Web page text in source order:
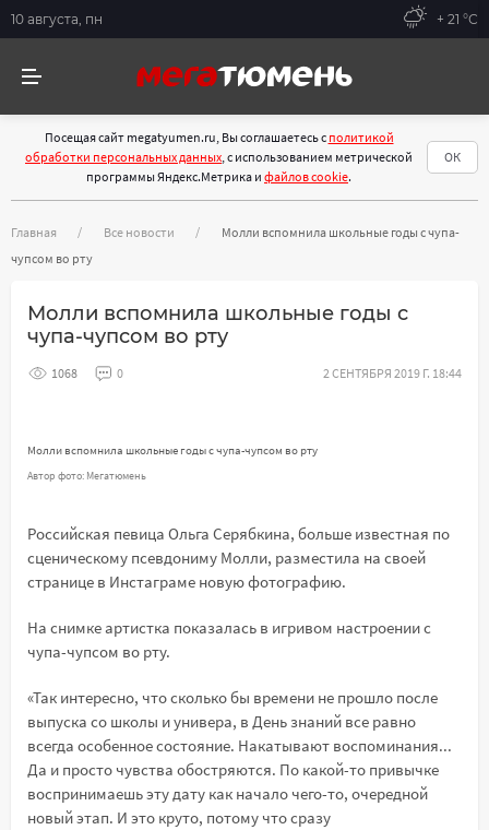
10 августа, пн + 21 °С
Посещая сайт megatyumen.ru, Вы соглашаетесь с политикой
обработки персональных данных, с использованием метрической
программы Яндекс.Метрика и файлов cookie.
ОК
Главная Все новости
Молли вспомнила школьные годы с чупа-
чупсом во рту
Молли вспомнила школьные годы с
чупа-чупсом во рту
1068 0 2 СЕНТЯБРЯ 2019 Г. 18:44
Молли вспомнила школьные годы с чупа-чупсом во рту
Автор фото: Мегатюмень
Российская певица Ольга Серябкина, больше известная по
сценическому псевдониму Молли, разместила на своей
странице в Инстаграме новую фотографию.
На снимке артистка показалась в игривом настроении с
чупа-чупсом во рту.
«Так интересно, что сколько бы времени не прошло после
выпуска со школы и универа, в День знаний все равно
всегда особенное состояние. Накатывают воспоминания...
Да и просто чувства обостряются. По какой-то привычке
воспринимаешь эту дату как начало чего-то, очередной
новый этап. И это круто, потому что сразу